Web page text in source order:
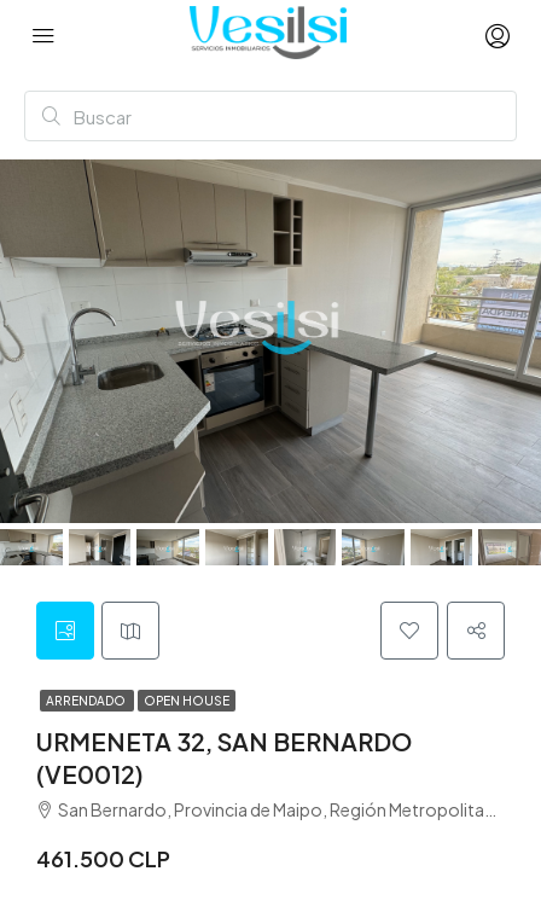
ARRENDADO OPEN HOUSE
URMENETA 32, SAN BERNARDO
(VE0012)
San Bernardo, Provincia de Maipo, Región Metropolitana de Santiago, 8080782, Chile
461.500 CLP